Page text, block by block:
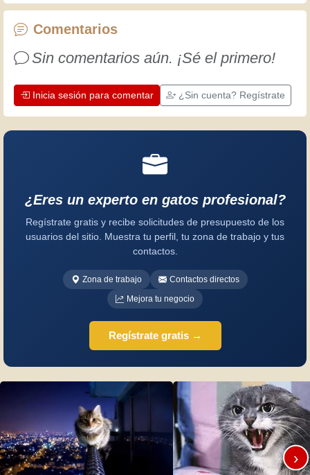
artesanos profesionales ponen en su
trabajo. Aprendamos juntos; cada día
¡Diviértete!
Comentarios
Sin comentarios aún. ¡Sé el primero!
Inicia sesión para comentar ¿Sin cuenta? Regístrate
¿Eres un experto en gatos profesional?
Regístrate gratis y recibe solicitudes de presupuesto de los
usuarios del sitio. Muestra tu perfil, tu zona de trabajo y tus
contactos.
Zona de trabajo
Contactos directos
Mejora tu negocio
Regístrate gratis →
›